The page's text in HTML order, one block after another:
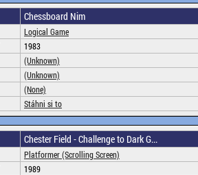
Chessboard Nim
Logical Game
1983
(Unknown)
(Unknown)
(None)
Stáhni si to
Chester Field - Challenge to Dark G...
Platformer (Scrolling Screen)
1989